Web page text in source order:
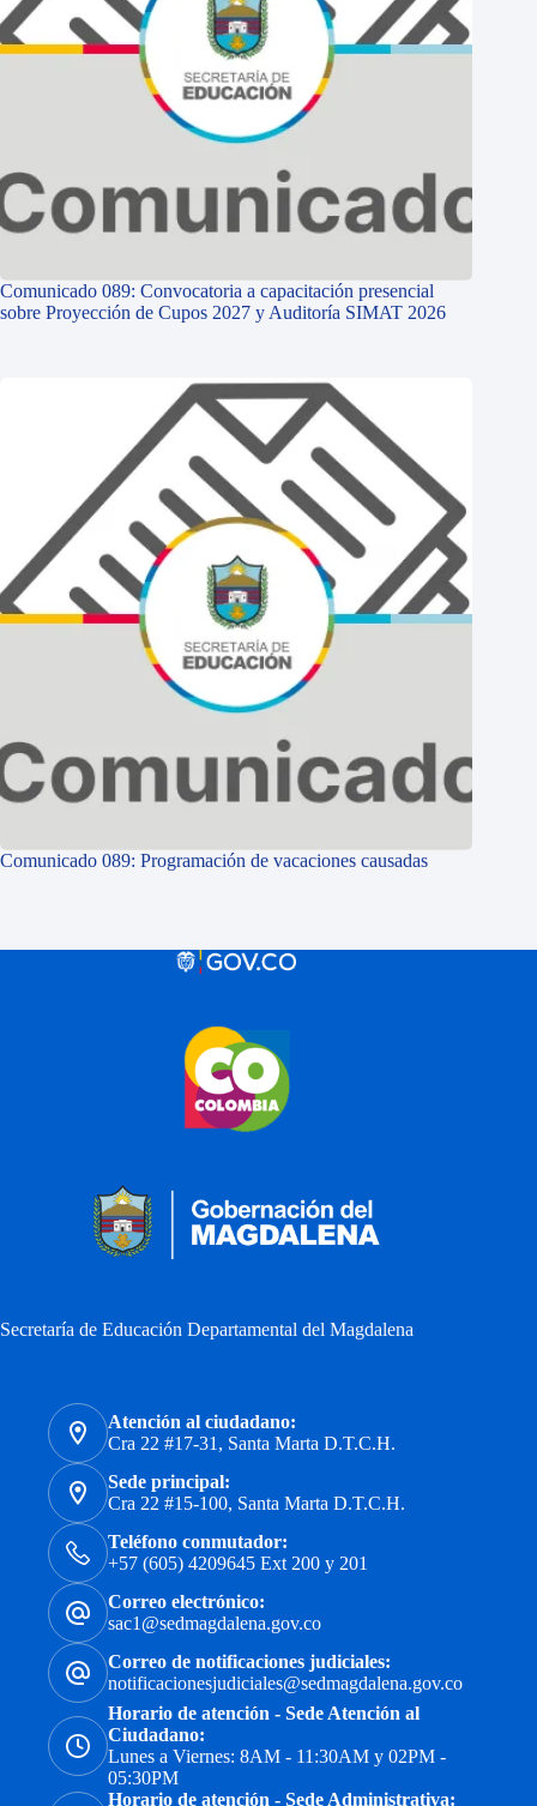
Comunicado 089: Convocatoria a capacitación presencial
sobre Proyección de Cupos 2027 y Auditoría SIMAT 2026
Comunicado 089: Programación de vacaciones causadas
Secretaría de Educación Departamental del Magdalena
Atención al ciudadano:
Cra 22 #17-31, Santa Marta D.T.C.H.
Sede principal:
Cra 22 #15-100, Santa Marta D.T.C.H.
Teléfono conmutador:
+57 (605) 4209645 Ext 200 y 201
Correo electrónico:
sac1@sedmagdalena.gov.co
Correo de notificaciones judiciales:
notificacionesjudiciales@sedmagdalena.gov.co
Horario de atención - Sede Atención al
Ciudadano:
Lunes a Viernes: 8AM - 11:30AM y 02PM -
05:30PM
Horario de atención - Sede Administrativa: